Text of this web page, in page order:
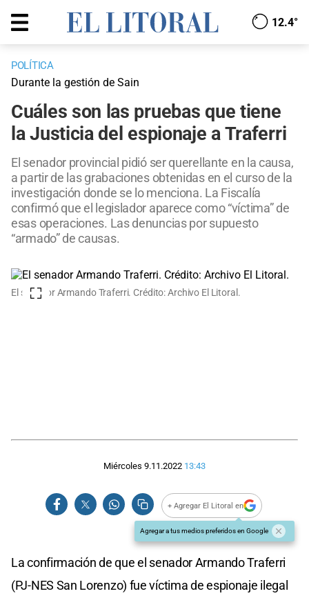
12.4°
POLÍTICA
Durante la gestión de Sain
Cuáles son las pruebas que tiene
la Justicia del espionaje a Traferri
El senador provincial pidió ser querellante en la causa,
a partir de las grabaciones obtenidas en el curso de la
investigación donde se lo menciona. La Fiscalía
confirmó que el legislador aparece como “víctima” de
esas operaciones. Las denuncias por supuesto
“armado” de causas.
El senador Armando Traferri. Crédito: Archivo El Litoral.
Miércoles 9.11.2022 13:43
+ Agregar El Litoral en
Agregar a tus medios preferidos en Google
La confirmación de que el senador Armando Traferri
(PJ-NES San Lorenzo) fue víctima de espionaje ilegal